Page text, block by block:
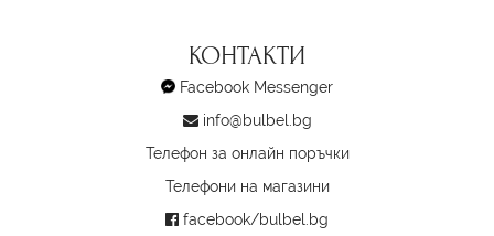
КОНТАКТИ
Facebook Messenger
info@bulbel.bg
Телефон за онлайн поръчки
Телефони на магазини
facebook/bulbel.bg